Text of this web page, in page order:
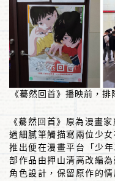
《驀然回首》播映前，
《驀然回首》原為漫畫
過細膩筆觸描寫兩位少
推出便在漫畫平台「少年
部作品由押山清高改編
角色設計，保留原作的